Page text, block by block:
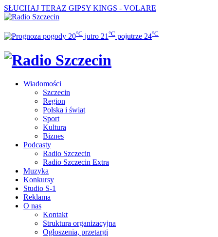
SŁUCHAJ TERAZ GIPSY KINGS - VOLARE
20°C jutro 21 °C pojutrze 24°C
Wiadomości
Szczecin
Region
Polska i świat
Sport
Kultura
Biznes
Podcasty
Radio Szczecin
Radio Szczecin Extra
Muzyka
Konkursy
Studio S-1
Reklama
O nas
Kontakt
Struktura organizacyjna
Ogłoszenia, przetargi